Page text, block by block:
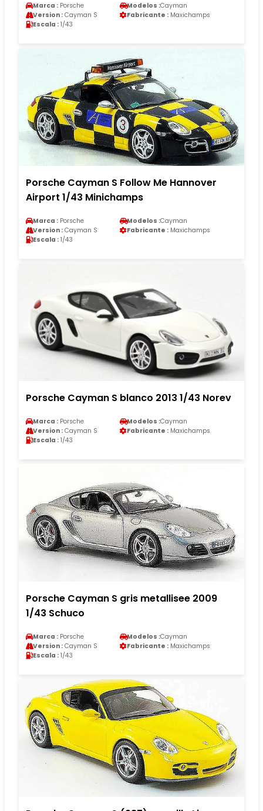
Marca : Porsche Modelos :Cayman
Version : Cayman S Fabricante : Maxichamps
Escala : 1/43
Porsche Cayman S Follow Me Hannover
Airport 1/43 Minichamps
Marca : Porsche Modelos :Cayman
Version : Cayman S Fabricante : Maxichamps
Escala : 1/43
Porsche Cayman S blanco 2013 1/43 Norev
Marca : Porsche Modelos :Cayman
Version : Cayman S Fabricante : Maxichamps
Escala : 1/43
Porsche Cayman S gris metallisee 2009
1/43 Schuco
Marca : Porsche Modelos :Cayman
Version : Cayman S Fabricante : Maxichamps
Escala : 1/43